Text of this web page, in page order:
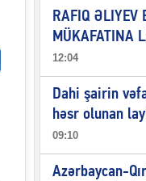
RAFIQ ƏLIYEV
MÜKAFATINA
12:04
Dahi şairin
həsr olunan
09:10
Azərbaycan-